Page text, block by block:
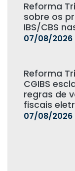
Reforma
sobre os
IBS/CBS
07/08/2026
Reforma
CGIBS
regras de
fiscais
07/08/2026